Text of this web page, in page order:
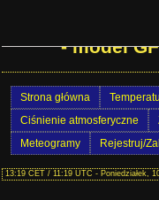
Prognoza
- model
Strona główna
Ciśnienie atmosferyczne
Meteogramy
Rejestruj/
13:19 CET / 11:19 UTC - Poniedziałek,